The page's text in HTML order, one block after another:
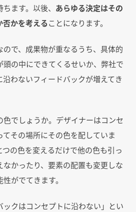
ます。以後、 あらゆる決定はその
否かを考えることになります。
ので、成果物が重なるうち、具体的
の中にできてくるせいか、弊社で
わないフィードバックが増えてき
でしょうか。デザイナーはコンセ
その場所にその色を配していま
の色を変えるだけで他の色も引っ
かったり、要素の配置も変更しな
がでてきます。
ックはコンセプトに沿わない」とい